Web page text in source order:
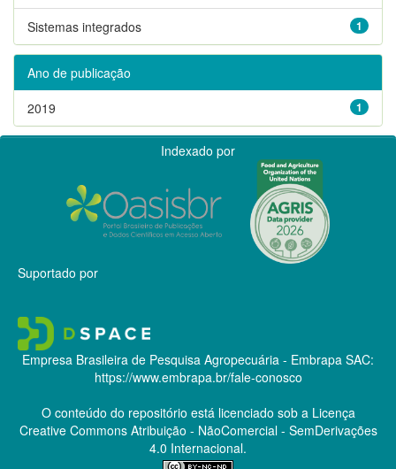
1
Sistemas integrados
Ano de publicação
1
2019
Indexado por
Suportado por
Empresa Brasileira de Pesquisa Agropecuária - Embrapa SAC:
https://www.embrapa.br/fale-conosco
O conteúdo do repositório está licenciado sob a Licença
Creative CommonsAtribuição - NãoComercial - SemDerivações
4.0 Internacional.